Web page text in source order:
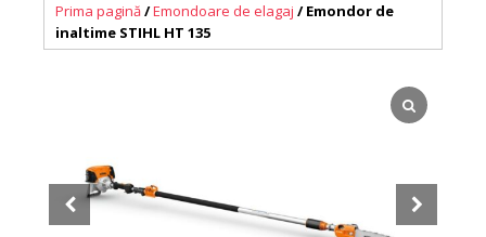
Prima pagină/Emondoare de elagaj / Emondor de
inaltime STIHL HT 135